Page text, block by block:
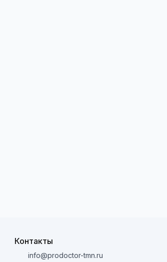
Контакты
info@prodoctor-tmn.ru